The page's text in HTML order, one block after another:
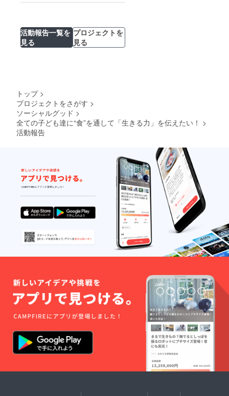
も食堂」継続の
した！
活動報告一覧を
見る
プロジェクトを
見る
トップ >
プロジェクトをさがす >
ソーシャルグッド >
全ての子ども達に“食”を通して「生きる力」を伝えたい！ >
活動報告